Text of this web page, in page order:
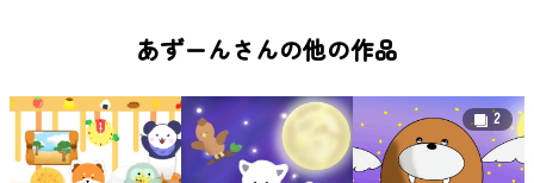
o
o
k
あずーんさんの他の作品
2